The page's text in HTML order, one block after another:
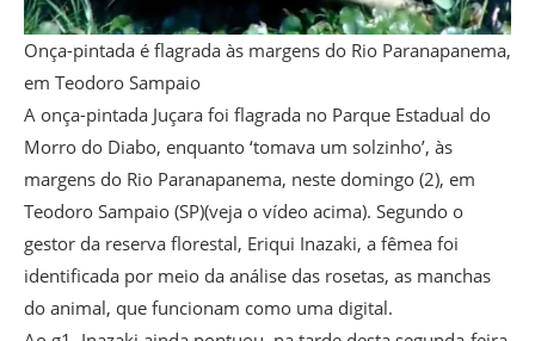
Onça-pintada é flagrada às margens do Rio Paranapanema,
em Teodoro Sampaio
A onça-pintada Juçara foi flagrada no Parque Estadual do
Morro do Diabo, enquanto ‘tomava um solzinho’, às
margens do Rio Paranapanema, neste domingo (2), em
Teodoro Sampaio (SP)(veja o vídeo acima). Segundo o
gestor da reserva florestal, Eriqui Inazaki, a fêmea foi
identificada por meio da análise das rosetas, as manchas
do animal, que funcionam como uma digital.